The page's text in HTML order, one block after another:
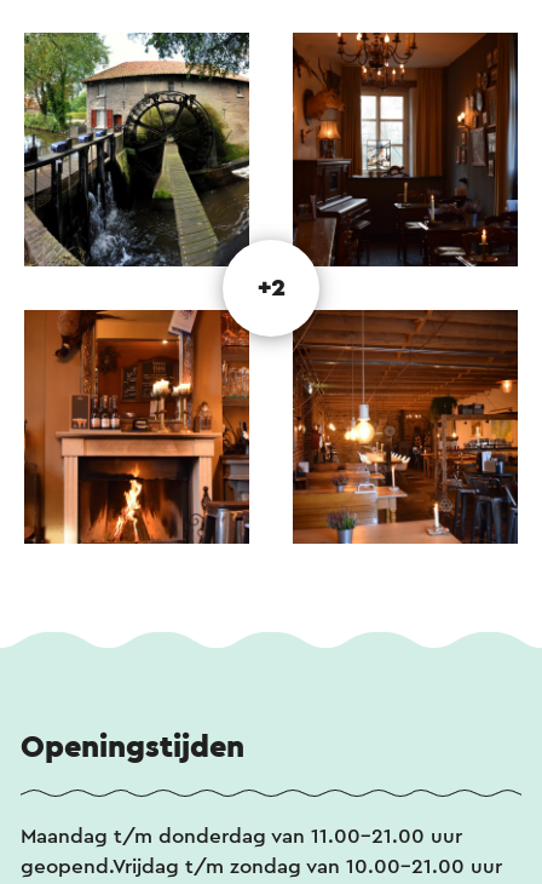
ook ruimte voor groepen, bijeenkomsten,
koffietafels, feesten en vergaderingen. Door de
verschillende ruimten is er altijd wel een
passende mogelijkheid te reserveren voor tien tot
ruim honderd gasten.
Vanuit De Vief Heringe zijn een aantal
wandelroutes uitgezet.
Met z'n ouderwetse gezelligheid is De Vief
Heringe een gastvrij en warm welkom voor
iedereen.
+2
Openingstijden
Maandag t/m donderdag van 11.00-21.00 uur
geopend.Vrijdag t/m zondag van 10.00-21.00 uur